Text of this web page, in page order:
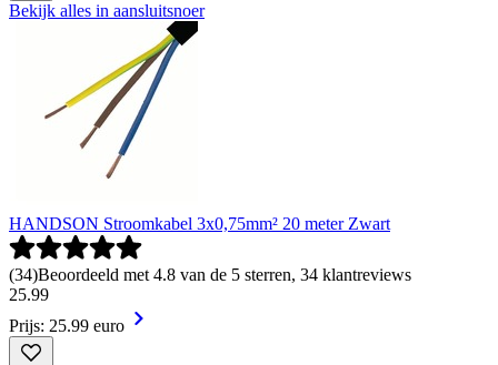
Bekijk alles in aansluitsnoer
HANDSON Stroomkabel 3x0,75mm² 20 meter Zwart
(34)Beoordeeld met 4.8 van de 5 sterren, 34 klantreviews
25.99
Prijs: 25.99 euro